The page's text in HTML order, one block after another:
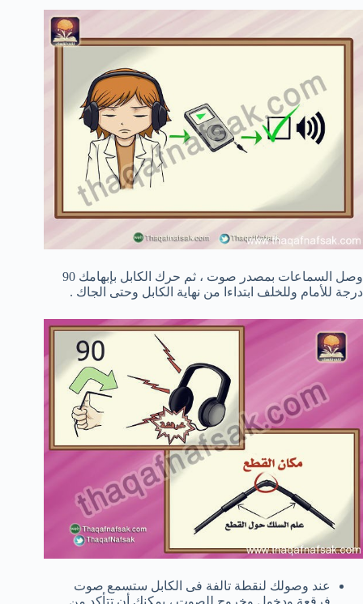
وصل السماعات بمصدر صوت ، ثم حرك الكابل بإبهامك 90
درجة للأمام وللخلف ابتداءا من نهاية الكابل وحتى الجاك .
عند وصولك لنقطة تالفة فى الكابل ستسمع صوت
فرقعة ودخول وخروج للصوت ، يمكنك أن تتأكد من